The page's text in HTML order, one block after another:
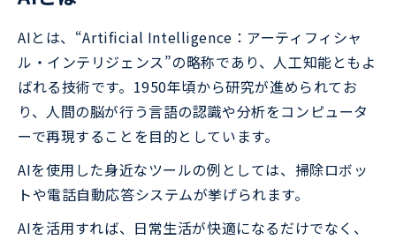
AIとは、“Artificial Intelligence：アーティフィシャ
ル・インテリジェンス”の略称であり、人工知能ともよ
ばれる技術です。1950年頃から研究が進められてお
り、人間の脳が行う言語の認識や分析をコンピュータ
ーで再現することを目的としています。
AIを使用した身近なツールの例としては、掃除ロボッ
トや電話自動応答システムが挙げられます。
AIを活用すれば、日常生活が快適になるだけでなく、